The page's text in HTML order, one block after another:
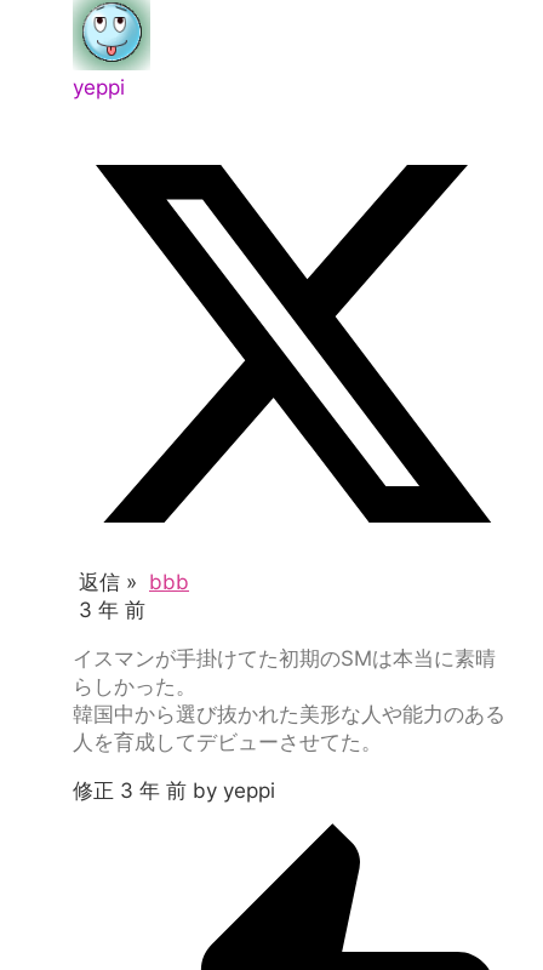
yeppi
返信 » bbb
3 年 前
イスマンが手掛けてた初期のSMは本当に素晴
らしかった。
韓国中から選び抜かれた美形な人や能力のある
人を育成してデビューさせてた。
修正 3 年 前 by yeppi